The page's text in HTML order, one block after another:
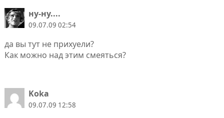
ну-ну....
09.07.09 02:54
да вы тут не прихуели?
Как можно над этим смеяться?
Koka
09.07.09 12:58